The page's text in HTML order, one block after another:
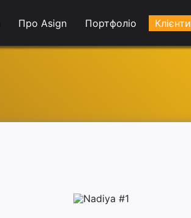
Про Asign Портфоліо Клієнти